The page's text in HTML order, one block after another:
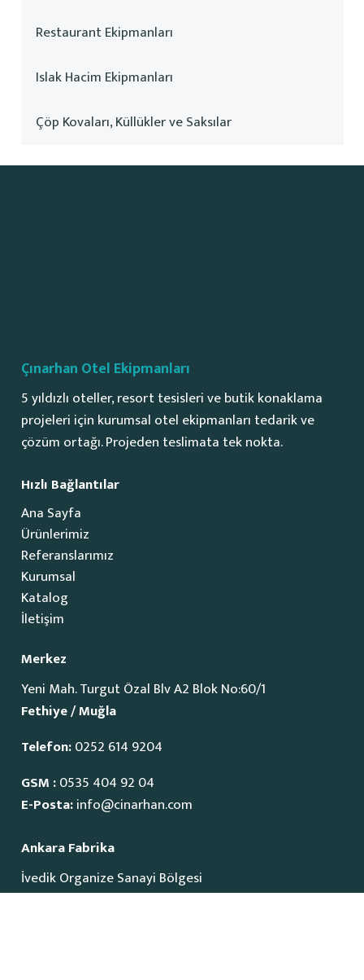
Restaurant Ekipmanları
Islak Hacim Ekipmanları
Çöp Kovaları, Küllükler ve Saksılar
Çınarhan Otel Ekipmanları
5 yıldızlı oteller, resort tesisleri ve butik konaklama
projeleri için kurumsal otel ekipmanları tedarik ve
çözüm ortağı. Projeden teslimata tek nokta.
Hızlı Bağlantılar
Ana Sayfa
Ürünlerimiz
Referanslarımız
Kurumsal
Katalog
İletişim
Merkez
Yeni Mah. Turgut Özal Blv A2 Blok No:60/1
Fethiye / Muğla
Telefon:0252 614 9204
GSM :0535 404 92 04
E-Posta:info@cinarhan.com
Ankara Fabrika
İvedik Organize Sanayi Bölgesi
1515 Cadde No:23